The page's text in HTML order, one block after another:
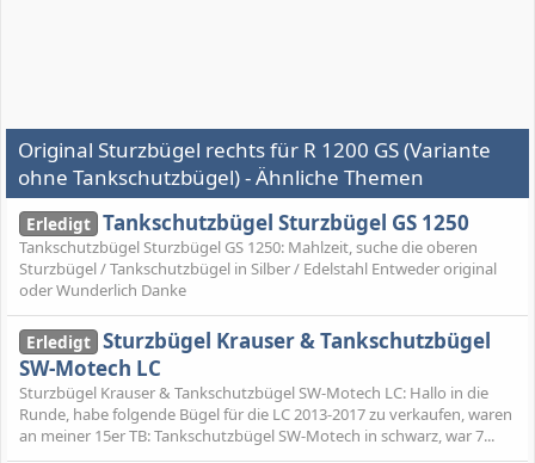
Original Sturzbügel rechts für R 1200 GS (Variante
ohne Tankschutzbügel) - Ähnliche Themen
Erledigt Tankschutzbügel Sturzbügel GS 1250
Tankschutzbügel Sturzbügel GS 1250: Mahlzeit, suche die oberen
Sturzbügel / Tankschutzbügel in Silber / Edelstahl Entweder original
oder Wunderlich Danke
Erledigt Sturzbügel Krauser & Tankschutzbügel
SW-Motech LC
Sturzbügel Krauser & Tankschutzbügel SW-Motech LC: Hallo in die
Runde, habe folgende Bügel für die LC 2013-2017 zu verkaufen, waren
an meiner 15er TB: Tankschutzbügel SW-Motech in schwarz, war 7...